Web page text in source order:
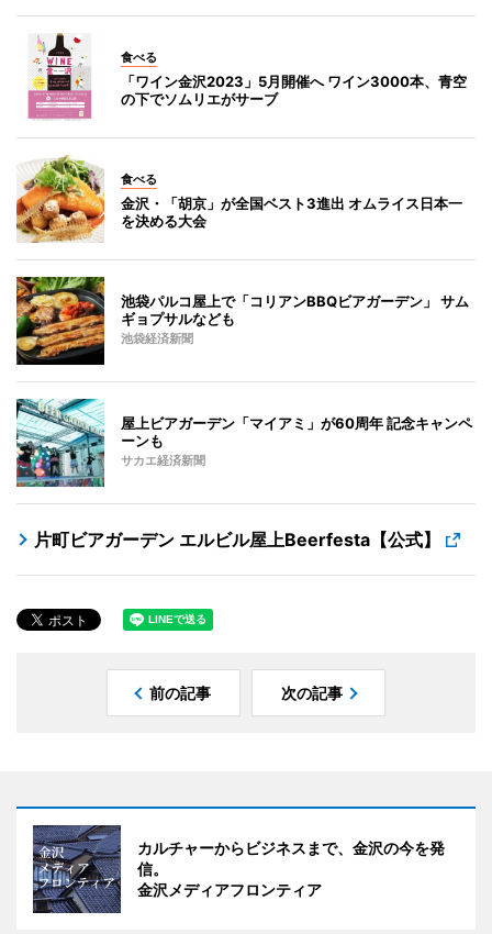
食べる
「ワイン金沢2023」5月開催へ ワイン3000本、青空
の下でソムリエがサーブ
食べる
金沢・「胡京」が全国ベスト3進出 オムライス日本一
を決める大会
池袋パルコ屋上で「コリアンBBQビアガーデン」 サム
ギョプサルなども
池袋経済新聞
屋上ビアガーデン「マイアミ」が60周年 記念キャンペ
ーンも
サカエ経済新聞
片町ビアガーデン エルビル屋上Beerfesta【公式】
前の記事 次の記事
カルチャーからビジネスまで、金沢の今を発
信。
金沢メディアフロンティア